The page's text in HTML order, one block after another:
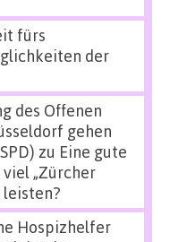
fürs
der
des Offenen
gehen
zu Eine gute
„Zürcher
leisten?
Hospizhelfer